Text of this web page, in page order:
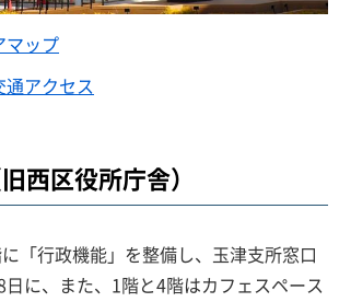
マップ
アクセス
西区役所庁舎）
「行政機能」を整備し、玉津支所窓口
に、また、1階と4階はカフェスペース